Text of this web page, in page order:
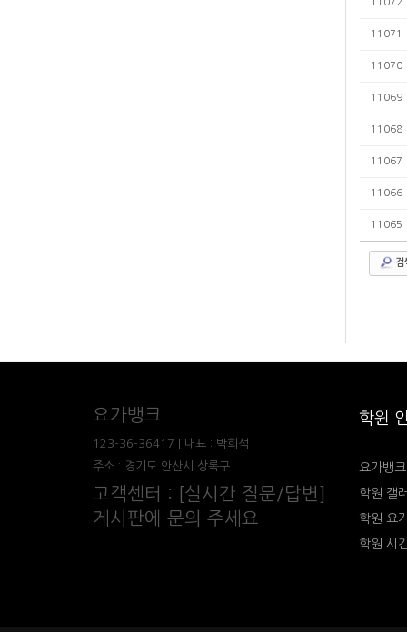
11072
11071
11070
11069
11068
11067
11066
11065
검
요가뱅크
123-36-36417 | 대표 : 박희석
주소 : 경기도 안산시 상록구
고객센터 : [실시간 질문/답변]
게시판에 문의 주세요
학원
요가뱅
학원 갤
학원 요
학원 시